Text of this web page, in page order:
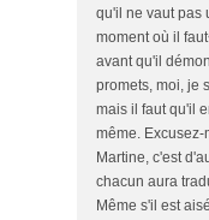
qu'il ne vaut pas
moment où il
avant qu'il
promets, moi, je
mais il faut qu'il
même. Excusez-
Martine, c'est
chacun aura
Même s'il est